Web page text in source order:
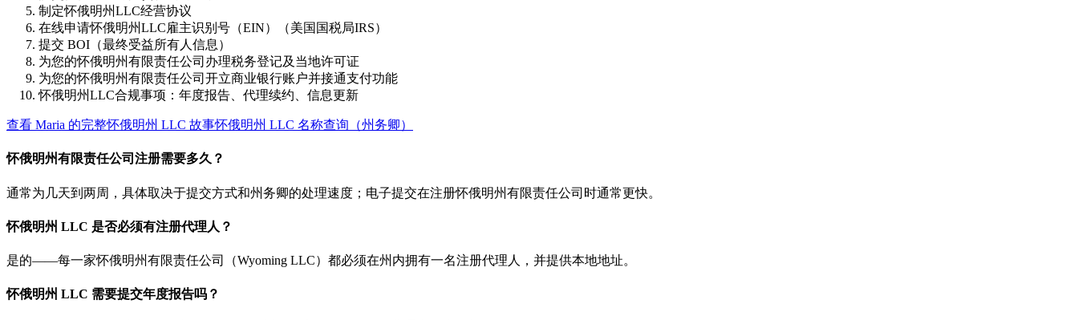
制定怀俄明州LLC经营协议
在线申请怀俄明州LLC雇主识别号（EIN）（美国国税局IRS）
提交 BOI（最终受益所有人信息）
为您的怀俄明州有限责任公司办理税务登记及当地许可证
为您的怀俄明州有限责任公司开立商业银行账户并接通支付功能
怀俄明州LLC合规事项：年度报告、代理续约、信息更新
查看 Maria 的完整怀俄明州 LLC 故事怀俄明州 LLC 名称查询（州务卿）
怀俄明州有限责任公司注册需要多久？
通常为几天到两周，具体取决于提交方式和州务卿的处理速度；电子提交在注册怀俄明州有限责任公司时通常更快。
怀俄明州 LLC 是否必须有注册代理人？
是的——每一家怀俄明州有限责任公司（Wyoming LLC）都必须在州内拥有一名注册代理人，并提供本地地址。
怀俄明州 LLC 需要提交年度报告吗？